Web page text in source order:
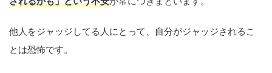
他人をジャッジしてる人にとって、自分がジャッジされるこ
とは恐怖です。